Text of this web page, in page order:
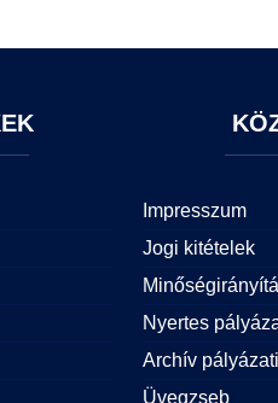
Impresszum
Jogi kitételek
Nyertes
Archív
Üvegzseb